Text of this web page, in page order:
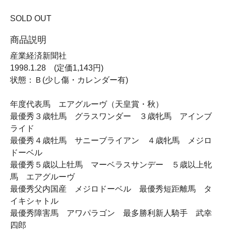
SOLD OUT
商品説明
産業経済新聞社
1998.1.28 (定価1,143円)
状態：Ｂ(少し傷・カレンダー有)
年度代表馬 エアグルーヴ（天皇賞・秋）
最優秀３歳牡馬 グラスワンダー ３歳牝馬 アインブ
ライド
最優秀４歳牡馬 サニーブライアン ４歳牝馬 メジロ
ドーベル
最優秀５歳以上牡馬 マーベラスサンデー ５歳以上牝
馬 エアグルーヴ
最優秀父内国産 メジロドーベル 最優秀短距離馬 タ
イキシャトル
最優秀障害馬 アワパラゴン 最多勝利新人騎手 武幸
四郎